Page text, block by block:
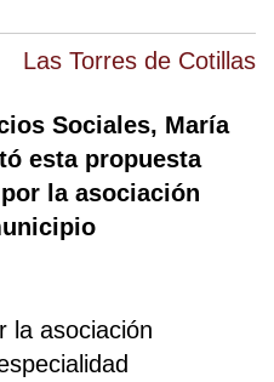
Las Torres de Cotillas
Sociales, María
esta propuesta
la asociación
la asociación